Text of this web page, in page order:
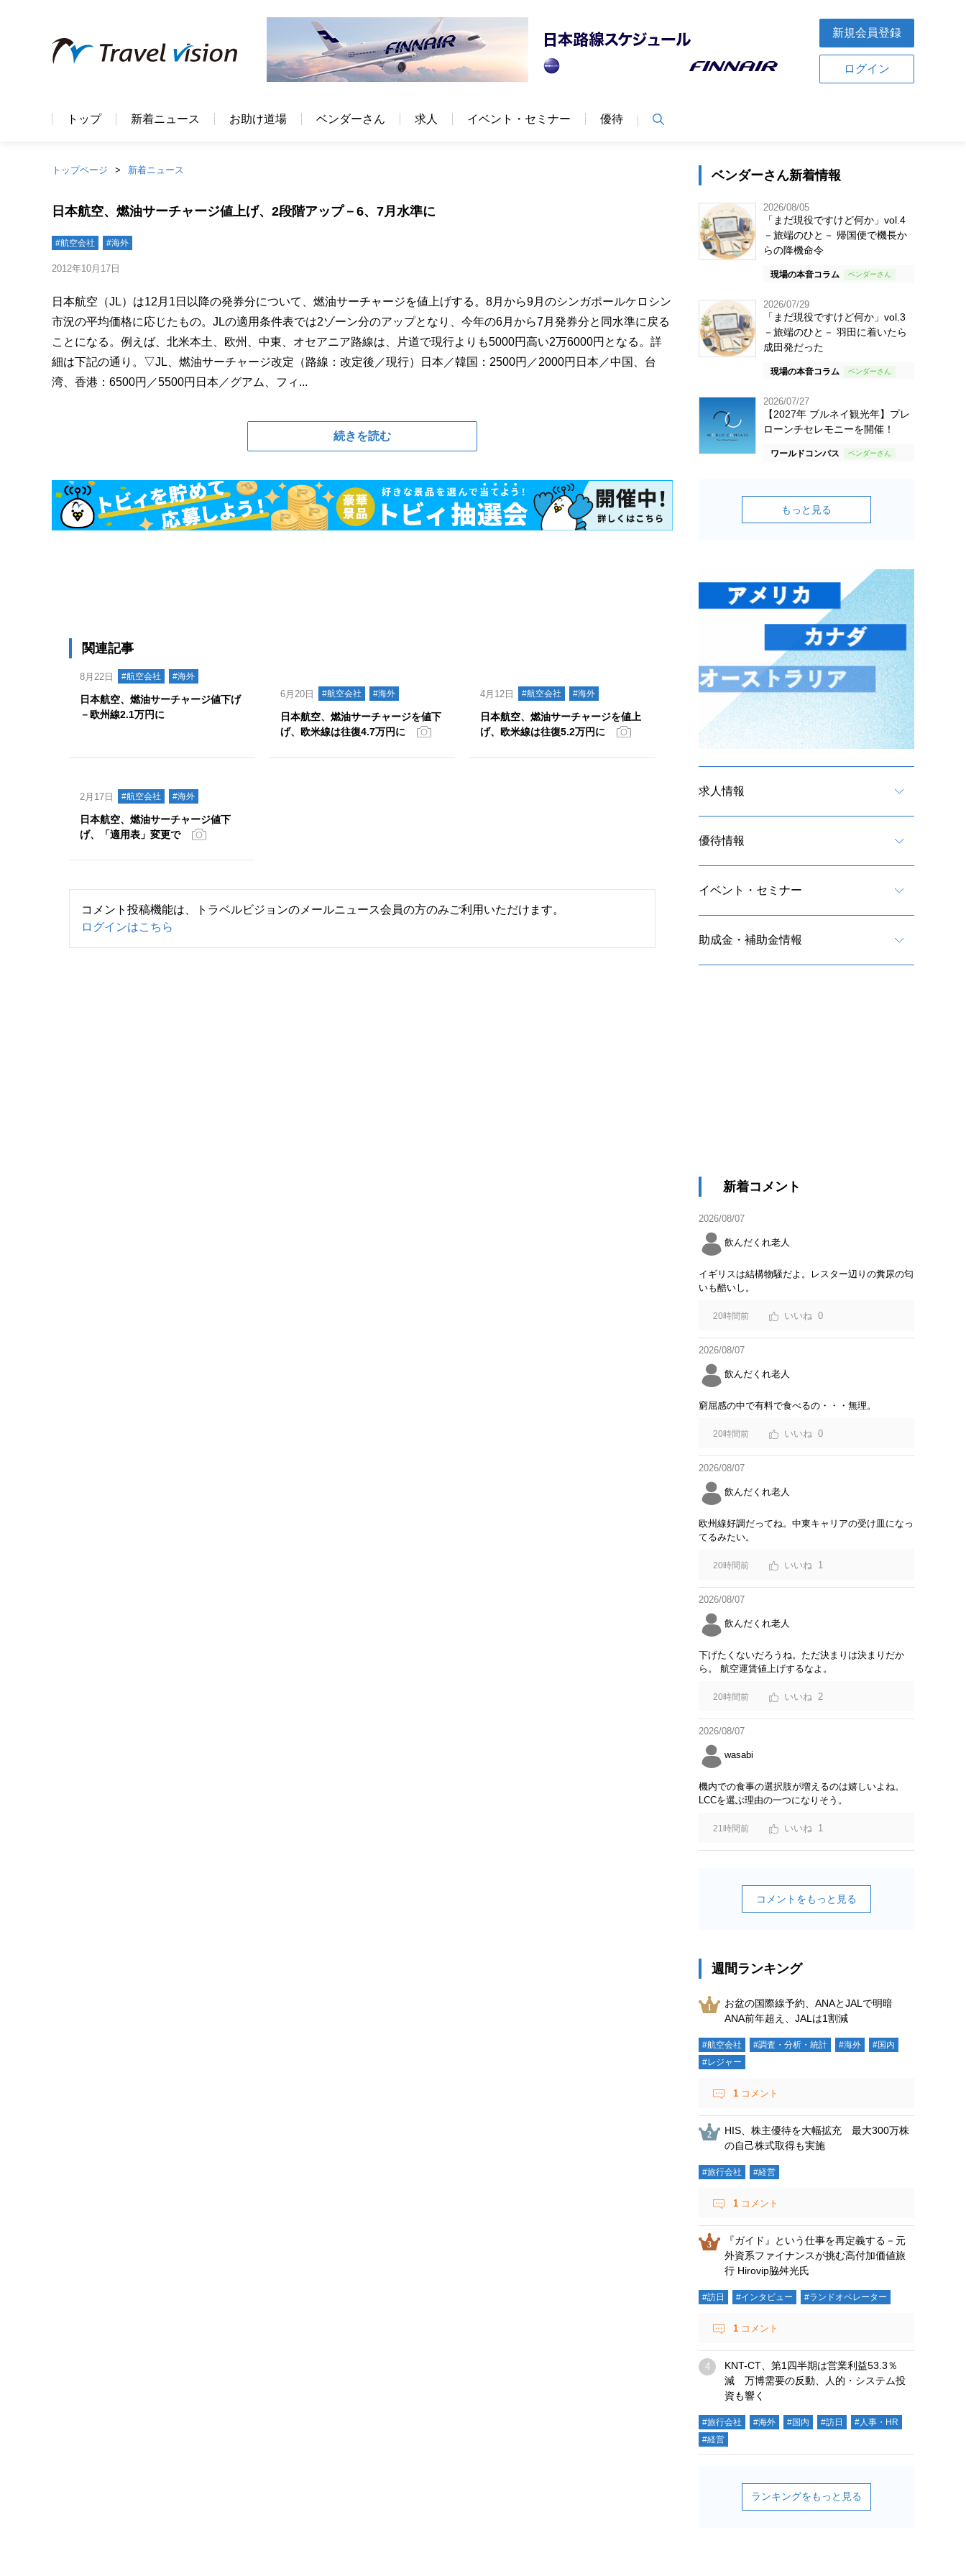
新規会員登録
ログイン
トップ 新着ニュース お助け道場 ベンダーさん 求人 イベント・セミナー 優待
トップページ 新着ニュース
日本航空、燃油サーチャージ値上げ、2段階アップ－6、7月水準に
#航空会社 #海外
2012年10月17日
日本航空（JL）は12月1日以降の発券分について、燃油サーチャージを値上げする。8月から9月のシンガポールケロシン
市況の平均価格に応じたもの。JLの適用条件表では2ゾーン分のアップとなり、今年の6月から7月発券分と同水準に戻る
ことになる。例えば、北米本土、欧州、中東、オセアニア路線は、片道で現行よりも5000円高い2万6000円となる。詳
細は下記の通り。▽JL、燃油サーチャージ改定（路線：改定後／現行）日本／韓国：2500円／2000円日本／中国、台
湾、香港：6500円／5500円日本／グアム、フィ...
続きを読む
関連記事
8月22日 #航空会社 #海外
日本航空、燃油サーチャージ値下げ
－欧州線2.1万円に
6月20日 #航空会社 #海外
日本航空、燃油サーチャージを値下
げ、欧米線は往復4.7万円に
4月12日 #航空会社 #海外
日本航空、燃油サーチャージを値上
げ、欧米線は往復5.2万円に
2月17日 #航空会社 #海外
日本航空、燃油サーチャージ値下
げ、「適用表」変更で
コメント投稿機能は、トラベルビジョンのメールニュース会員の方のみご利用いただけます。
ログインはこちら
ベンダーさん新着情報
2026/08/05
「まだ現役ですけど何か」vol.4
－旅端のひと－ 帰国便で機長か
らの降機命令
現場の本音コラム
2026/07/29
「まだ現役ですけど何か」vol.3
－旅端のひと－ 羽田に着いたら
成田発だった
現場の本音コラム
2026/07/27
【2027年 ブルネイ観光年】プレ
ローンチセレモニーを開催！
ワールドコンパス
もっと見る
求人情報
優待情報
イベント・セミナー
助成金・補助金情報
新着コメント
2026/08/07
飲んだくれ老人
イギリスは結構物騒だよ。レスター辺りの糞尿の匂
いも酷いし。
20時間前 0
2026/08/07
飲んだくれ老人
窮屈感の中で有料で食べるの・・・無理。
20時間前 0
2026/08/07
飲んだくれ老人
欧州線好調だってね。中東キャリアの受け皿になっ
てるみたい。
20時間前 1
2026/08/07
飲んだくれ老人
下げたくないだろうね。ただ決まりは決まりだか
ら。 航空運賃値上げするなよ。
20時間前 2
2026/08/07
wasabi
機内での食事の選択肢が増えるのは嬉しいよね。
LCCを選ぶ理由の一つになりそう。
21時間前 1
コメントをもっと見る
週間ランキング
お盆の国際線予約、ANAとJALで明暗
ANA前年超え、JALは1割減
#航空会社 #調査・分析・統計 #海外
#国内
#レジャー
1 コメント
HIS、株主優待を大幅拡充 最大300万株
の自己株式取得も実施
#旅行会社 #経営
1 コメント
『ガイド』という仕事を再定義する－元
外資系ファイナンスが挑む高付加価値旅
行 Hirovip脇舛光氏
#訪日 #インタビュー #ランドオペレーター
1 コメント
KNT-CT、第1四半期は営業利益53.3％
減 万博需要の反動、人的・システム投
資も響く
#旅行会社 #海外 #国内 #訪日
#人事・HR
#経営